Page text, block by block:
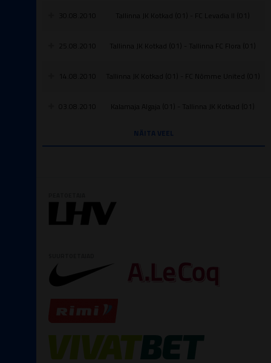
Tallinna JK Kotkad (01) - FC Levadia II (01)
25.08.2010 Tallinna JK Kotkad (01) - Tallinna FC Flora (01)
14.08.2010 Tallinna JK Kotkad (01) - FC Nõmme United (01)
03.08.2010 Kalamaja Algaja (01) - Tallinna JK Kotkad (01)
NÄITA VEEL